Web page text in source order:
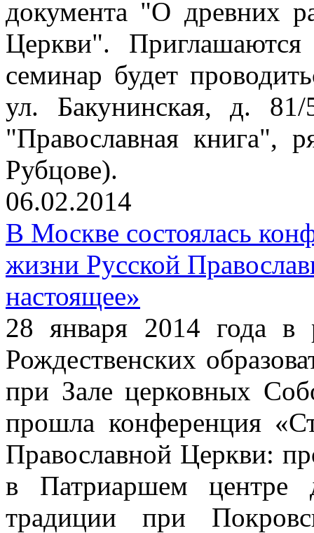
документа "О древних
Церкви".
семинар будет
ул. Бакунинская, д.
"Православная книга",
Рубцове).
06.02.2014
В Москве состоялась
жизни Русской
настоящее»
28 января 2014 года
Рождественских
при Зале церковных
прошла конференция
Православной Церкви:
в Патриаршем центре
традиции при